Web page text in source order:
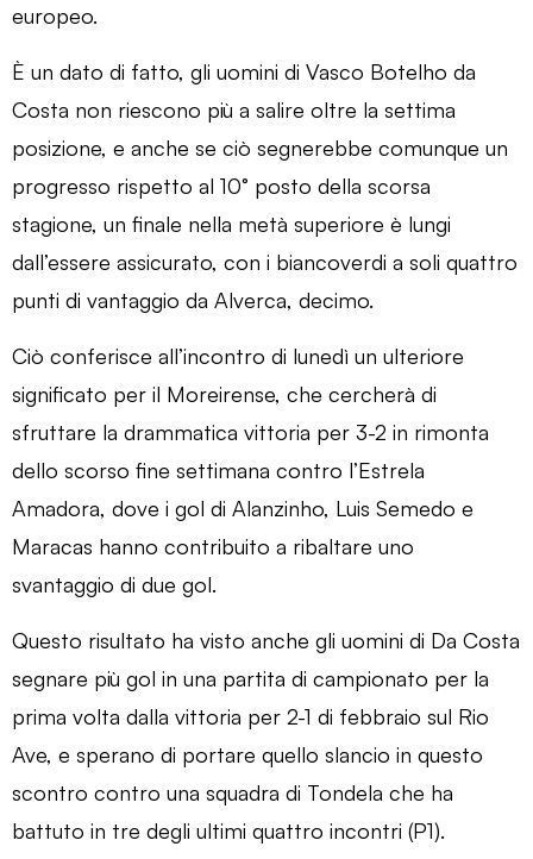
europeo.
È un dato di fatto, gli uomini di Vasco Botelho da
Costa non riescono più a salire oltre la settima
posizione, e anche se ciò segnerebbe comunque un
progresso rispetto al 10° posto della scorsa
stagione, un finale nella metà superiore è lungi
dall’essere assicurato, con i biancoverdi a soli quattro
punti di vantaggio da Alverca, decimo.
Ciò conferisce all’incontro di lunedì un ulteriore
significato per il Moreirense, che cercherà di
sfruttare la drammatica vittoria per 3-2 in rimonta
dello scorso fine settimana contro l’Estrela
Amadora, dove i gol di Alanzinho, Luis Semedo e
Maracas hanno contribuito a ribaltare uno
svantaggio di due gol.
Questo risultato ha visto anche gli uomini di Da Costa
segnare più gol in una partita di campionato per la
prima volta dalla vittoria per 2-1 di febbraio sul Rio
Ave, e sperano di portare quello slancio in questo
scontro contro una squadra di Tondela che ha
battuto in tre degli ultimi quattro incontri (P1).